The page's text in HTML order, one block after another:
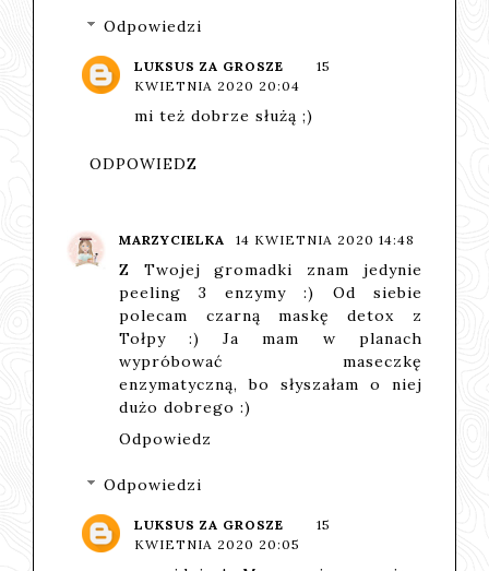
Odpowiedzi
LUKSUS ZA GROSZE
15
KWIETNIA 2020 20:04
mi też dobrze służą ;)
ODPOWIEDZ
MARZYCIELKA 14 KWIETNIA 2020 14:48
Z Twojej gromadki znam jedynie
peeling 3 enzymy :) Od siebie
polecam czarną maskę detox z
Tołpy :) Ja mam w planach
wypróbować maseczkę
enzymatyczną, bo słyszałam o niej
dużo dobrego :)
Odpowiedz
Odpowiedzi
LUKSUS ZA GROSZE
15
KWIETNIA 2020 20:05